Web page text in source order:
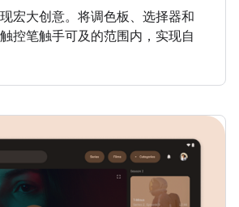
宏大创意。将调色板、选择器和
控笔触手可及的范围内，实现自